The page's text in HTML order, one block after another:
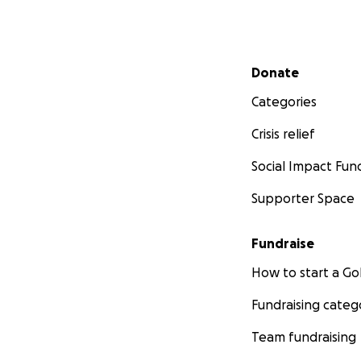
Secondary menu
Donate
Categories
Crisis relief
Social Impact
Supporter Space
Fundraise
How to start a
Fundraising
Team fundraising